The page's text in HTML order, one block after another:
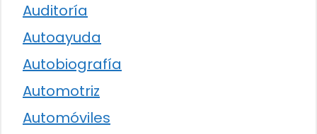
Auditoría
Autoayuda
Autobiografía
Automotriz
Automóviles